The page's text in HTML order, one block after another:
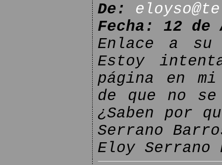
De:
Fecha: 12
Enlace a su
Estoy
página en
de que no
¿Saben por
Serrano
Eloy Serrano